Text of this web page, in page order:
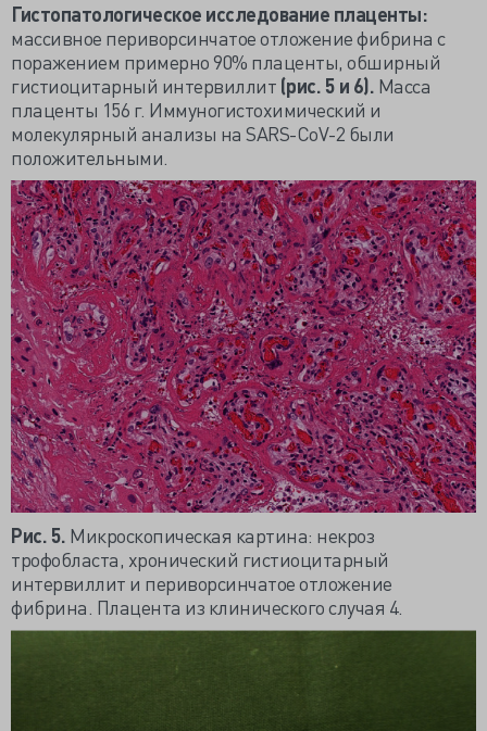
Гистопатологическое исследование плаценты:
массивное периворсинчатое отложение фибрина с
поражением примерно 90% плаценты, обширный
гистиоцитарный интервиллит (рис. 5 и 6). Масса
плаценты 156 г. Иммуногистохимический и
молекулярный анализы на SARS-CoV-2 были
положительными.
Рис. 5. Микроскопическая картина: некроз
трофобласта, хронический гистиоцитарный
интервиллит и периворсинчатое отложение
фибрина. Плацента из клинического случая 4.